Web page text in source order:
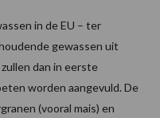
in de EU – ter
gewassen uit
dan in eerste
worden aangevuld. De
(vooral mais) en